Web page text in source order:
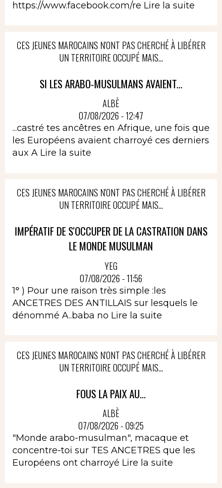
https://www.facebook.com/re Lire la suite
CES JEUNES MAROCAINS N'ONT PAS CHERCHÉ À LIBÉRER
UN TERRITOIRE OCCUPÉ MAIS...
SI LES ARABO-MUSULMANS AVAIENT...
ALBÈ
07/08/2026 - 12:47
...castré tes ancêtres en Afrique, une fois que
les Européens avaient charroyé ces derniers
aux A Lire la suite
CES JEUNES MAROCAINS N'ONT PAS CHERCHÉ À LIBÉRER
UN TERRITOIRE OCCUPÉ MAIS...
IMPÉRATIF DE S'OCCUPER DE LA CASTRATION DANS
LE MONDE MUSULMAN
YEG
07/08/2026 - 11:56
1° ) Pour une raison très simple :les
ANCETRES DES ANTILLAIS sur lesquels le
dénommé A..baba no Lire la suite
CES JEUNES MAROCAINS N'ONT PAS CHERCHÉ À LIBÉRER
UN TERRITOIRE OCCUPÉ MAIS...
FOUS LA PAIX AU...
ALBÈ
07/08/2026 - 09:25
"Monde arabo-musulman", macaque et
concentre-toi sur TES ANCETRES que les
Européens ont charroyé Lire la suite